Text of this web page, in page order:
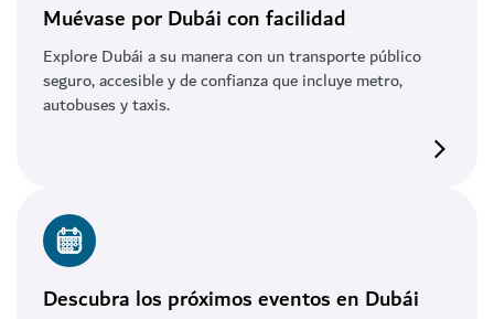
Muévase por Dubái con facilidad
Explore Dubái a su manera con un transporte público
seguro, accesible y de confianza que incluye metro,
autobuses y taxis.
Descubra los próximos eventos en Dubái